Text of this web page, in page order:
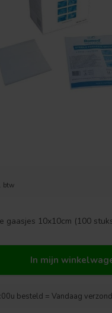
btw
gaasjes 10x10cm (100
In mijn
besteld = Vandaag